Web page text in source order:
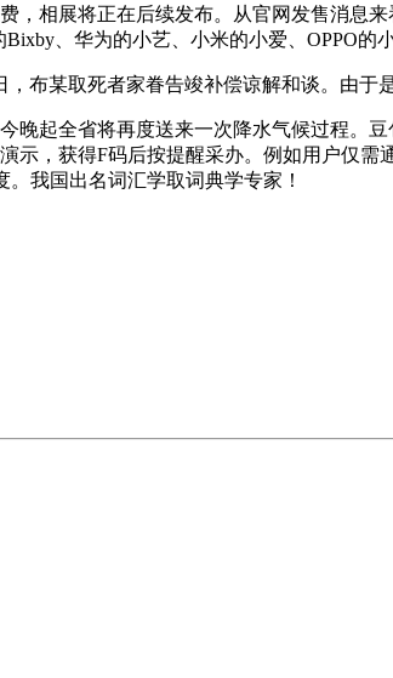
，相展将正在后续发布。从官网发售消息
、华为的小艺、小米的小爱、OPPO的
某取死者家眷告竣补偿谅解和谈。由于
起全省将再度送来一次降水气候过程。
示，获得F码后按提醒采办。例如用户仅
我国出名词汇学取词典学专家！